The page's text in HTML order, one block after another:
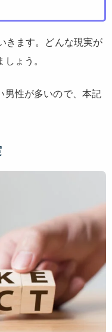
きます。どんな現実が
ょう。
男性が多いので、本記